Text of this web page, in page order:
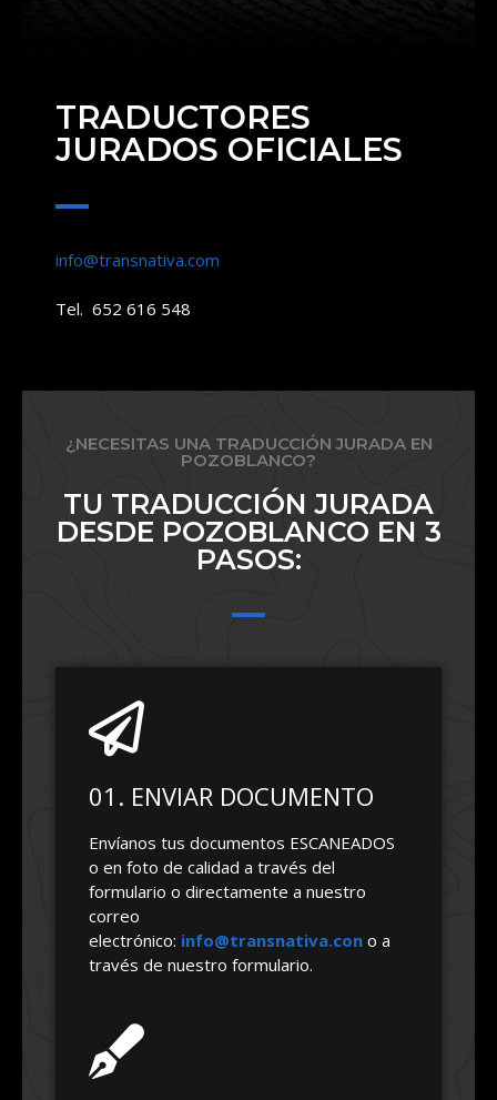
TRADUCTORES
JURADOS OFICIALES
info@transnativa.com
Tel. 652 616 548
¿NECESITAS UNA TRADUCCIÓN JURADA EN
POZOBLANCO?
TU TRADUCCIÓN JURADA
DESDE POZOBLANCO EN 3
PASOS:
01. ENVIAR DOCUMENTO
Envíanos tus documentos ESCANEADOS
o en foto de calidad a través del
formulario o directamente a nuestro
correo
electrónico: info@transnativa.con o a
través de nuestro formulario.